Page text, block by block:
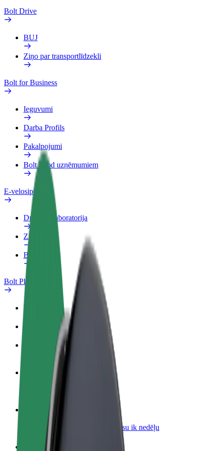
Bolt Drive
BUJ
Ziņo par transportlīdzekli
Bolt for Business
Ieguvumi
Darba Profils
Pakalpojumi
Bolt Food uzņēmumiem
E-velosipēdi
Drošības laboratorija
Ziņot
BUJ
Bolt Plus
Ieguvumi
Kā pievienoties
Kļūsti par autovadītāju
Gūsti ieņēmumus, kā vēlies
Kļūsti par kurjeru
Piegādā ēdienu un saņem izmaksu ik nedēļu